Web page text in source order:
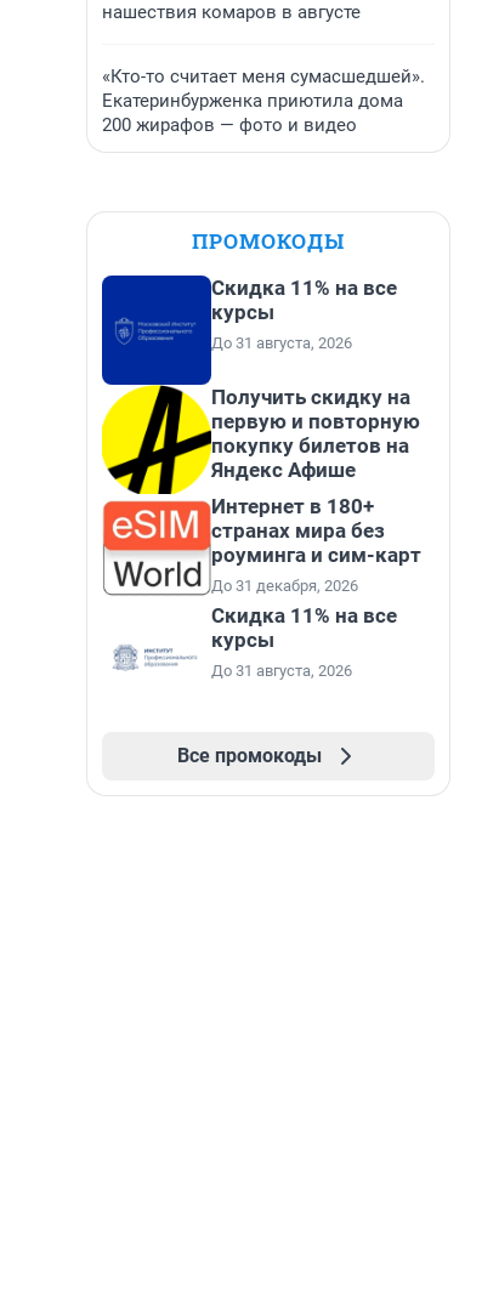
нашествия комаров в августе
«Кто-то считает меня сумасшедшей».
Екатеринбурженка приютила дома
200 жирафов — фото и видео
ПРОМОКОДЫ
Скидка 11% на все
курсы
До 31 августа, 2026
Получить скидку на
первую и повторную
покупку билетов на
Яндекс Афише
Интернет в 180+
странах мира без
роуминга и сим-карт
До 31 декабря, 2026
Скидка 11% на все
курсы
До 31 августа, 2026
Все промокоды